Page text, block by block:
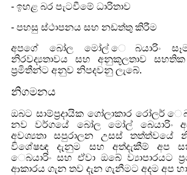
- ඉහළ බර පැටවීමේ ධාරිතාව
- පහසු ස්ථාපනය සහ නඩත්තු කිරීම
අපගේ බෝල මෝල් ෙබයාරිං
නිරවද්‍යතාවය සහ අනුකූලතාව
ප්‍රමිතීන්ට අනුව නිපදවනු ලැබේ.
නිගමනය
ඔබට සාම්ප්‍රදායික ගෝලාකාර රෝලර්
නව වර්ගයේ බෝල මෝල් බෙයාරිං
අවශ්‍යතා සපුරාලන උසස් තත්ත්වයේ
විශේෂඥ දැනුම සහ අත්දැකීම් අප
ෙබයාරිං සහ ඒවා ඔබේ ව්‍යාපාරයට
ආකාරය ගැන තව දැන ගැනීමට අදම අප